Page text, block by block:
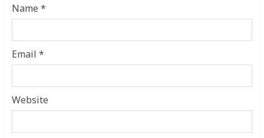
Name *
Email *
Website